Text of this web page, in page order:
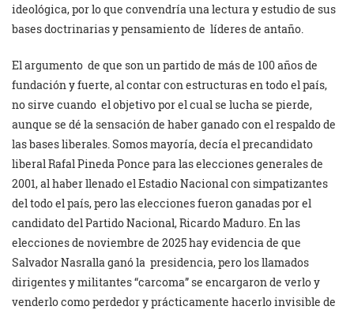
ideológica, por lo que convendría una lectura y estudio de sus
bases doctrinarias y pensamiento de líderes de antaño.
El argumento de que son un partido de más de 100 años de
fundación y fuerte, al contar con estructuras en todo el país,
no sirve cuando el objetivo por el cual se lucha se pierde,
aunque se dé la sensación de haber ganado con el respaldo de
las bases liberales. Somos mayoría, decía el precandidato
liberal Rafal Pineda Ponce para las elecciones generales de
2001, al haber llenado el Estadio Nacional con simpatizantes
del todo el país, pero las elecciones fueron ganadas por el
candidato del Partido Nacional, Ricardo Maduro. En las
elecciones de noviembre de 2025 hay evidencia de que
Salvador Nasralla ganó la presidencia, pero los llamados
dirigentes y militantes “carcoma” se encargaron de verlo y
venderlo como perdedor y prácticamente hacerlo invisible de